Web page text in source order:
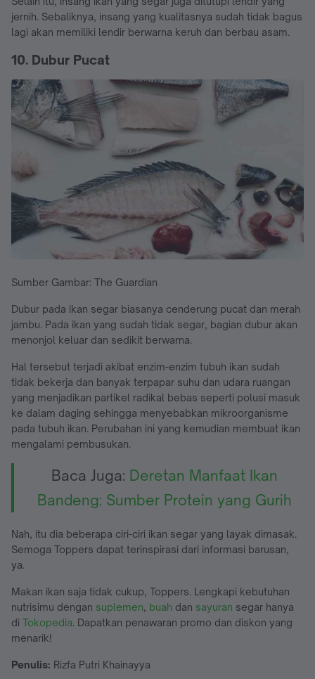
jernih. Sebaliknya, insang yang kualitasnya sudah tidak bagus
lagi akan memiliki lendir berwarna keruh dan berbau asam.
10. Dubur Pucat
Sumber Gambar: The Guardian
Dubur pada ikan segar biasanya cenderung pucat dan merah
jambu. Pada ikan yang sudah tidak segar, bagian dubur akan
menonjol keluar dan sedikit berwarna.
Hal tersebut terjadi akibat enzim-enzim tubuh ikan sudah
tidak bekerja dan banyak terpapar suhu dan udara ruangan
yang menjadikan partikel radikal bebas seperti polusi masuk
ke dalam daging sehingga menyebabkan mikroorganisme
pada tubuh ikan. Perubahan ini yang kemudian membuat ikan
mengalami pembusukan.
Baca Juga: Deretan Manfaat Ikan
Bandeng: Sumber Protein yang Gurih
Nah, itu dia beberapa ciri-ciri ikan segar yang layak dimasak.
Semoga Toppers dapat terinspirasi dari informasi barusan,
ya.
Makan ikan saja tidak cukup, Toppers. Lengkapi kebutuhan
nutrisimu dengan suplemen, buah dan sayuran segar hanya
di Tokopedia. Dapatkan penawaran promo dan diskon yang
menarik!
Penulis: Rizfa Putri Khainayya